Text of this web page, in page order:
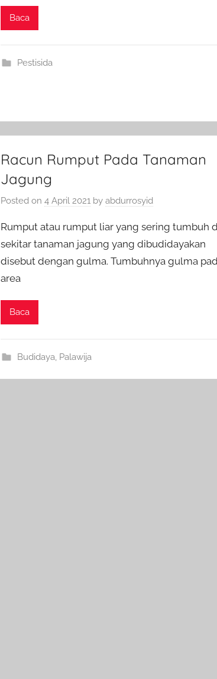
Baca
Pestisida
Racun Rumput Pada Tanaman
Jagung
Posted on4 April 2021 byabdurrosyid
Rumput atau rumput liar yang sering tumbuh
sekitar tanaman jagung yang dibudidayakan
disebut dengan gulma. Tumbuhnya gulma
area
Baca
Budidaya Palawija